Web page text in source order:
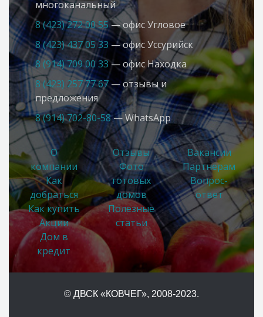
многоканальный
8 (423) 272 00 55— офис Угловое
8 (423) 437 05 33 — офис Усcурийск
8 (914) 709 00 33— офис Находка
8 (423) 257 77 67— отзывы и
предложения
8 (914) 702-80-58— WhatsApp
О
компании
Как
добраться
Как купить
Акции
Дом в
кредит
Отзывы
Фото
готовых
домов
Полезные
статьи
Вакансии
Партнерам
Вопрос-
ответ
© ДВСК «КОВЧЕГ», 2008-2023.